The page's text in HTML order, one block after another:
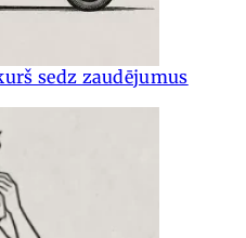
sedz zaudējumus